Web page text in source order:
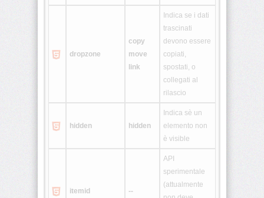
<p>
<param>
dropzone
copy
move
link
Indica se i dati
trascinati
devono essere
copiati,
spostati, o
collegati al
rilascio
hidden hidden
Indica sè un
elemento non
è visible
itemid --
API
sperimentale
(attualmente